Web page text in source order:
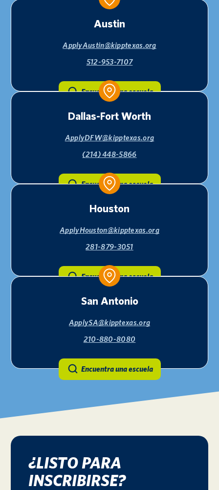
Austin
ApplyAustin@kipptexas.org
512-953-7107
Encuentra una escuela
Dallas-Fort Worth
ApplyDFW@kipptexas.org
(214) 448-5866
Encuentra una escuela
Houston
ApplyHouston@kipptexas.org
281-879-3051
Encuentra una escuela
San Antonio
ApplySA@kipptexas.org
210-880-8080
Encuentra una escuela
¿LISTO PARA
INSCRIBIRSE?